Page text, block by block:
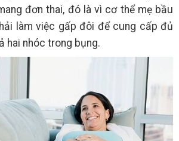
đơn thai, đó là vì cơ thể mẹ bầu
làm việc gấp đôi để cung cấp đủ
hai nhóc trong bụng.